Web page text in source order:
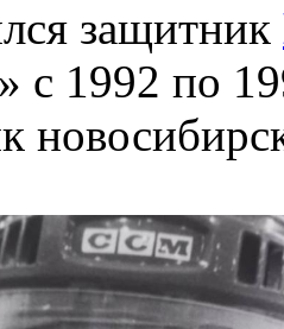
защитник
с 1992 по